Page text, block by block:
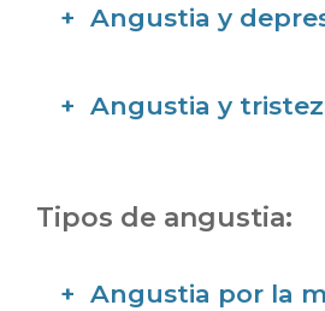
Angustia y
Angustia y
Tipos de angustia:
Angustia por la